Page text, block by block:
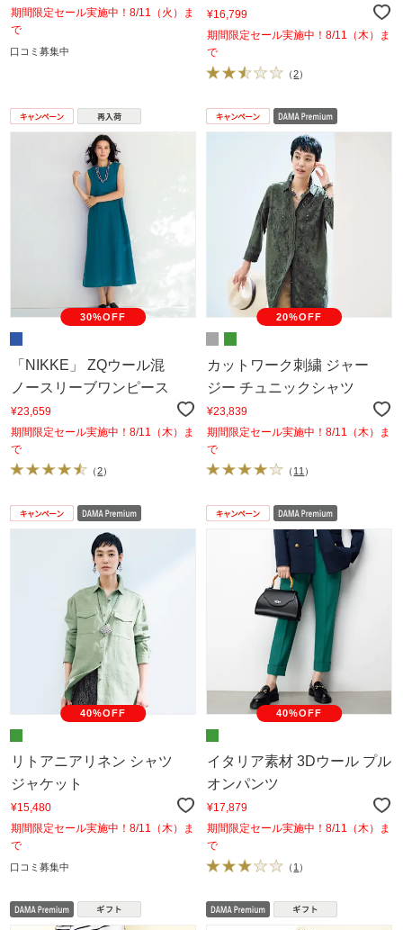
期間限定セール実施中！8/11（火）ま
で
口コミ募集中
¥16,799
期間限定セール実施中！8/11（木）ま
で
（2）
30%OFF
「NIKKE」 ZQウール混
ノースリーブワンピース
¥23,659
期間限定セール実施中！8/11（木）ま
で
（2）
20%OFF
カットワーク刺繍 ジャー
ジー チュニックシャツ
¥23,839
期間限定セール実施中！8/11（木）ま
で
（ 11 ）
40%OFF
リトアニアリネン シャツ
ジャケット
¥15,480
期間限定セール実施中！8/11（木）ま
で
口コミ募集中
40%OFF
イタリア素材 3Dウール プル
オンパンツ
¥17,879
期間限定セール実施中！8/11（木）ま
で
（ 1 ）